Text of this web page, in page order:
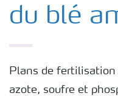
Engrais
Cultivez l'avenir
du blé
Plans de fertilisation
azote, soufre et